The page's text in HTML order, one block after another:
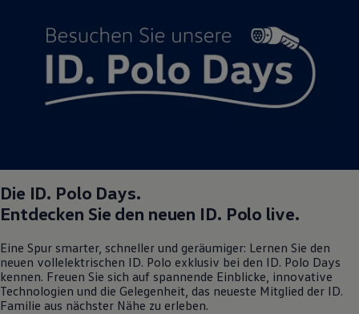
Lifestyle
Transport
Familie
Elektromobilität
Volkswagen R
Pannen- und Unfallhilfe
Die ID. Polo Days.
Entdecken Sie den neuen ID. Polo live.
Eine Spur smarter, schneller und geräumiger: Lernen Sie den
neuen vollelektrischen ID. Polo exklusiv bei den ID. Polo Days
kennen. Freuen Sie sich auf spannende Einblicke, innovative
Technologien und die Gelegenheit, das neueste Mitglied der ID.
Familie aus nächster Nähe zu erleben.